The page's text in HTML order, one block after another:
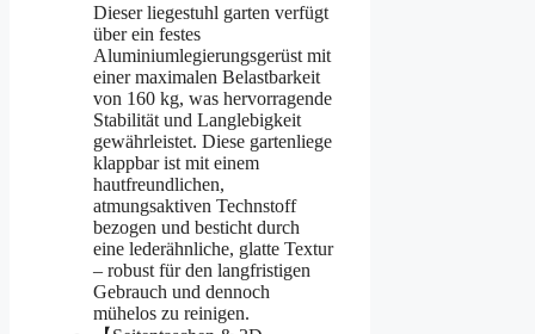
Dieser liegestuhl garten verfügt
über ein festes
Aluminiumlegierungsgerüst mit
einer maximalen Belastbarkeit
von 160 kg, was hervorragende
Stabilität und Langlebigkeit
gewährleistet. Diese gartenliege
klappbar ist mit einem
hautfreundlichen,
atmungsaktiven Technstoff
bezogen und besticht durch
eine lederähnliche, glatte Textur
– robust für den langfristigen
Gebrauch und dennoch
mühelos zu reinigen.